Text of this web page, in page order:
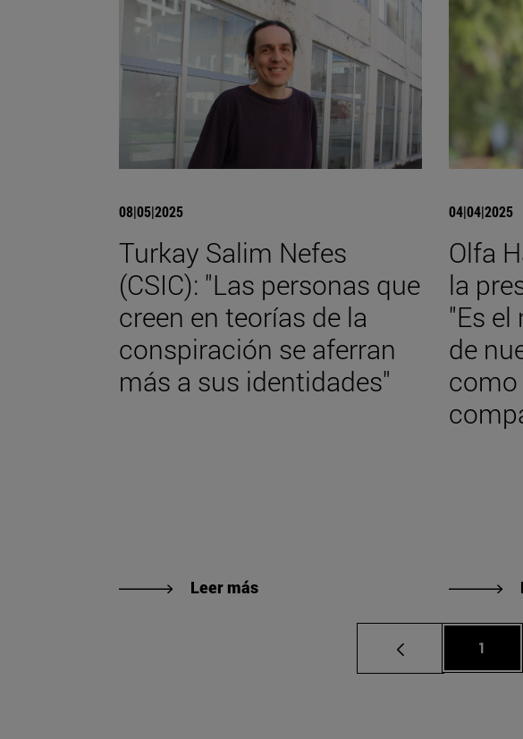
08|05|2025
Turkay Salim Nefes
(CSIC): "Las personas que
creen en teorías de la
conspiración se aferran
más a sus identidades"
Leer más
04|04|2025
Olfa
la
"Es
de
como
Página
1